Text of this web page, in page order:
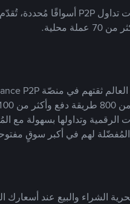
محلية.
الرقمية وتداولها بسهولة مع
لهم في أكبر سوقٍ
الشراء والبيع عند أسعارك